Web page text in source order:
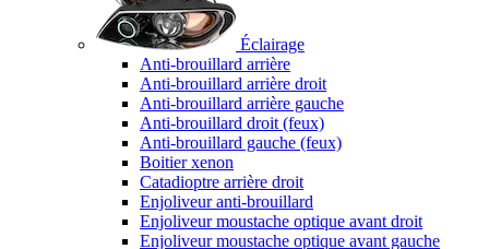
Éclairage
Anti-brouillard arrière
Anti-brouillard arrière droit
Anti-brouillard arrière gauche
Anti-brouillard droit (feux)
Anti-brouillard gauche (feux)
Boitier xenon
Catadioptre arrière droit
Enjoliveur anti-brouillard
Enjoliveur moustache optique avant droit
Enjoliveur moustache optique avant gauche